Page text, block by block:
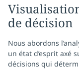
de décision
Nous abordons
un état d’esprit axé
décisions qui